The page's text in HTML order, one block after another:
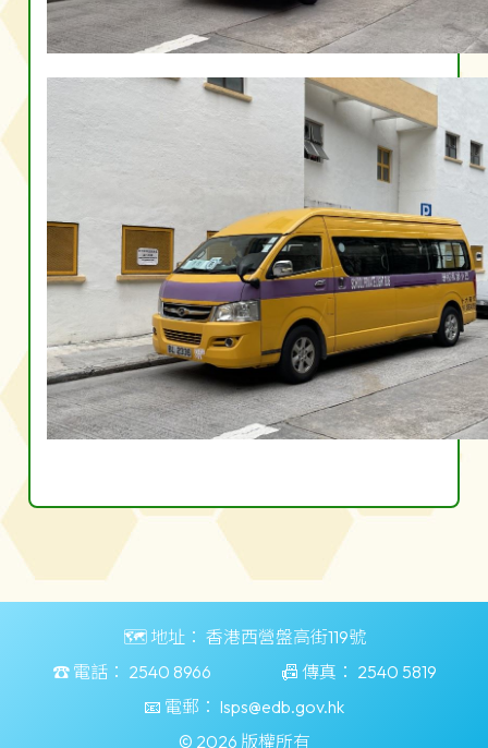
🗺️ 地址： 香港西營盤高街119號
☎️ 電話： 2540 8966 📠 傳真： 2540 5819
📧 電郵： lsps@edb.gov.hk
© 2026 版權所有